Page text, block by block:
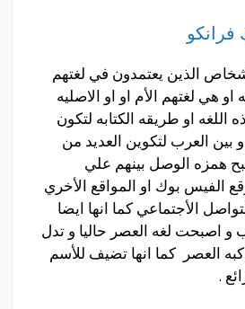
الذين يعتمدون في لغتهم
او هي لغتهم الأم او او الاصليه
او طريقه الكتابه لتكون
بين العرب لتكوين العديد من
همزه الوصل بينهم علي
الفيس بوك او المواقع الأخري
الأجتماعي كما انها ايضا
و اصبحت لغه العصر حاليا و تدل
العصر كما انها تضيف للأسم
.